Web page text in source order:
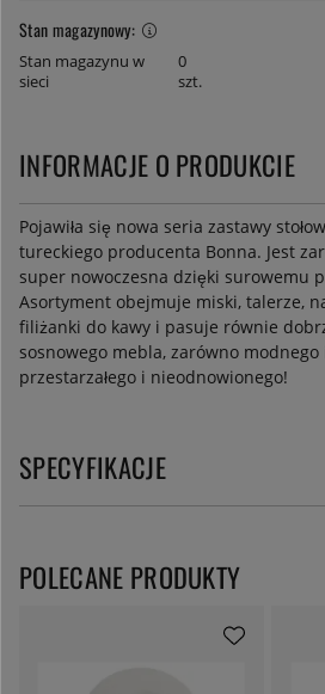
Stan magazynowy:
Stan magazynu w
sieci
0
szt.
INFORMACJE O PRODUKCIE
Pojawiła się nowa seria zastawy
tureckiego producenta Bonna. Jest
super nowoczesna dzięki surowemu
Asortyment obejmuje miski, talerze,
filiżanki do kawy i pasuje równie
sosnowego mebla, zarówno
przestarzałego i nieodnowionego!
SPECYFIKACJE
POLECANE PRODUKTY